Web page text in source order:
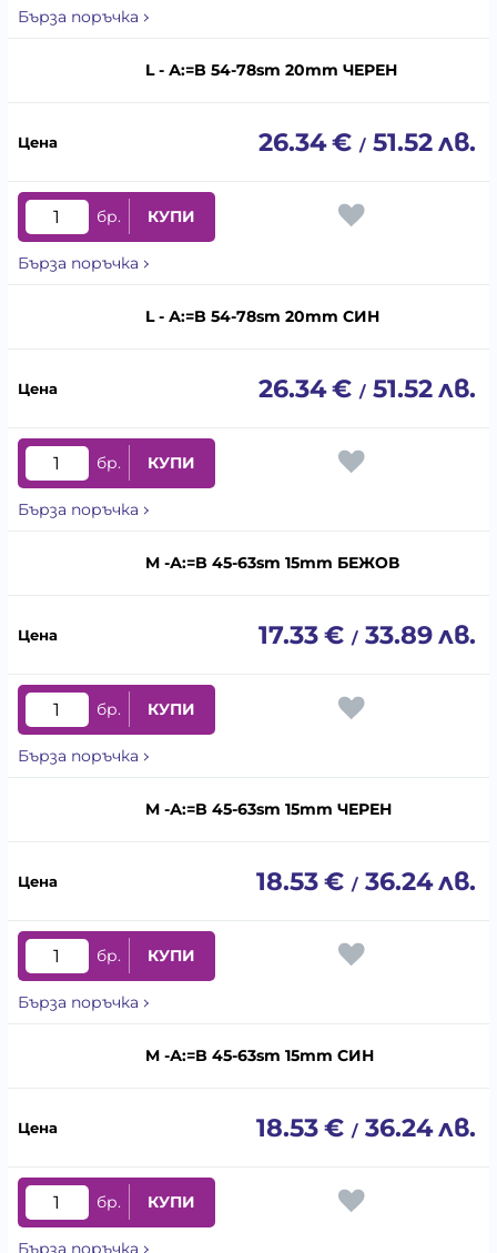
Бърза поръчка
L - А:=B 54-78sm 20mm ЧЕРЕН
26.34€ / 51.52лв.
бр. КУПИ
Бърза поръчка
L - А:=B 54-78sm 20mm СИН
26.34€ / 51.52лв.
бр. КУПИ
Бърза поръчка
M -А:=B 45-63sm 15mm БЕЖОВ
17.33€ / 33.89лв.
бр. КУПИ
Бърза поръчка
M -А:=B 45-63sm 15mm ЧЕРЕН
18.53€ / 36.24лв.
бр. КУПИ
Бърза поръчка
M -А:=B 45-63sm 15mm СИН
18.53€ / 36.24лв.
бр. КУПИ
Бърза поръчка